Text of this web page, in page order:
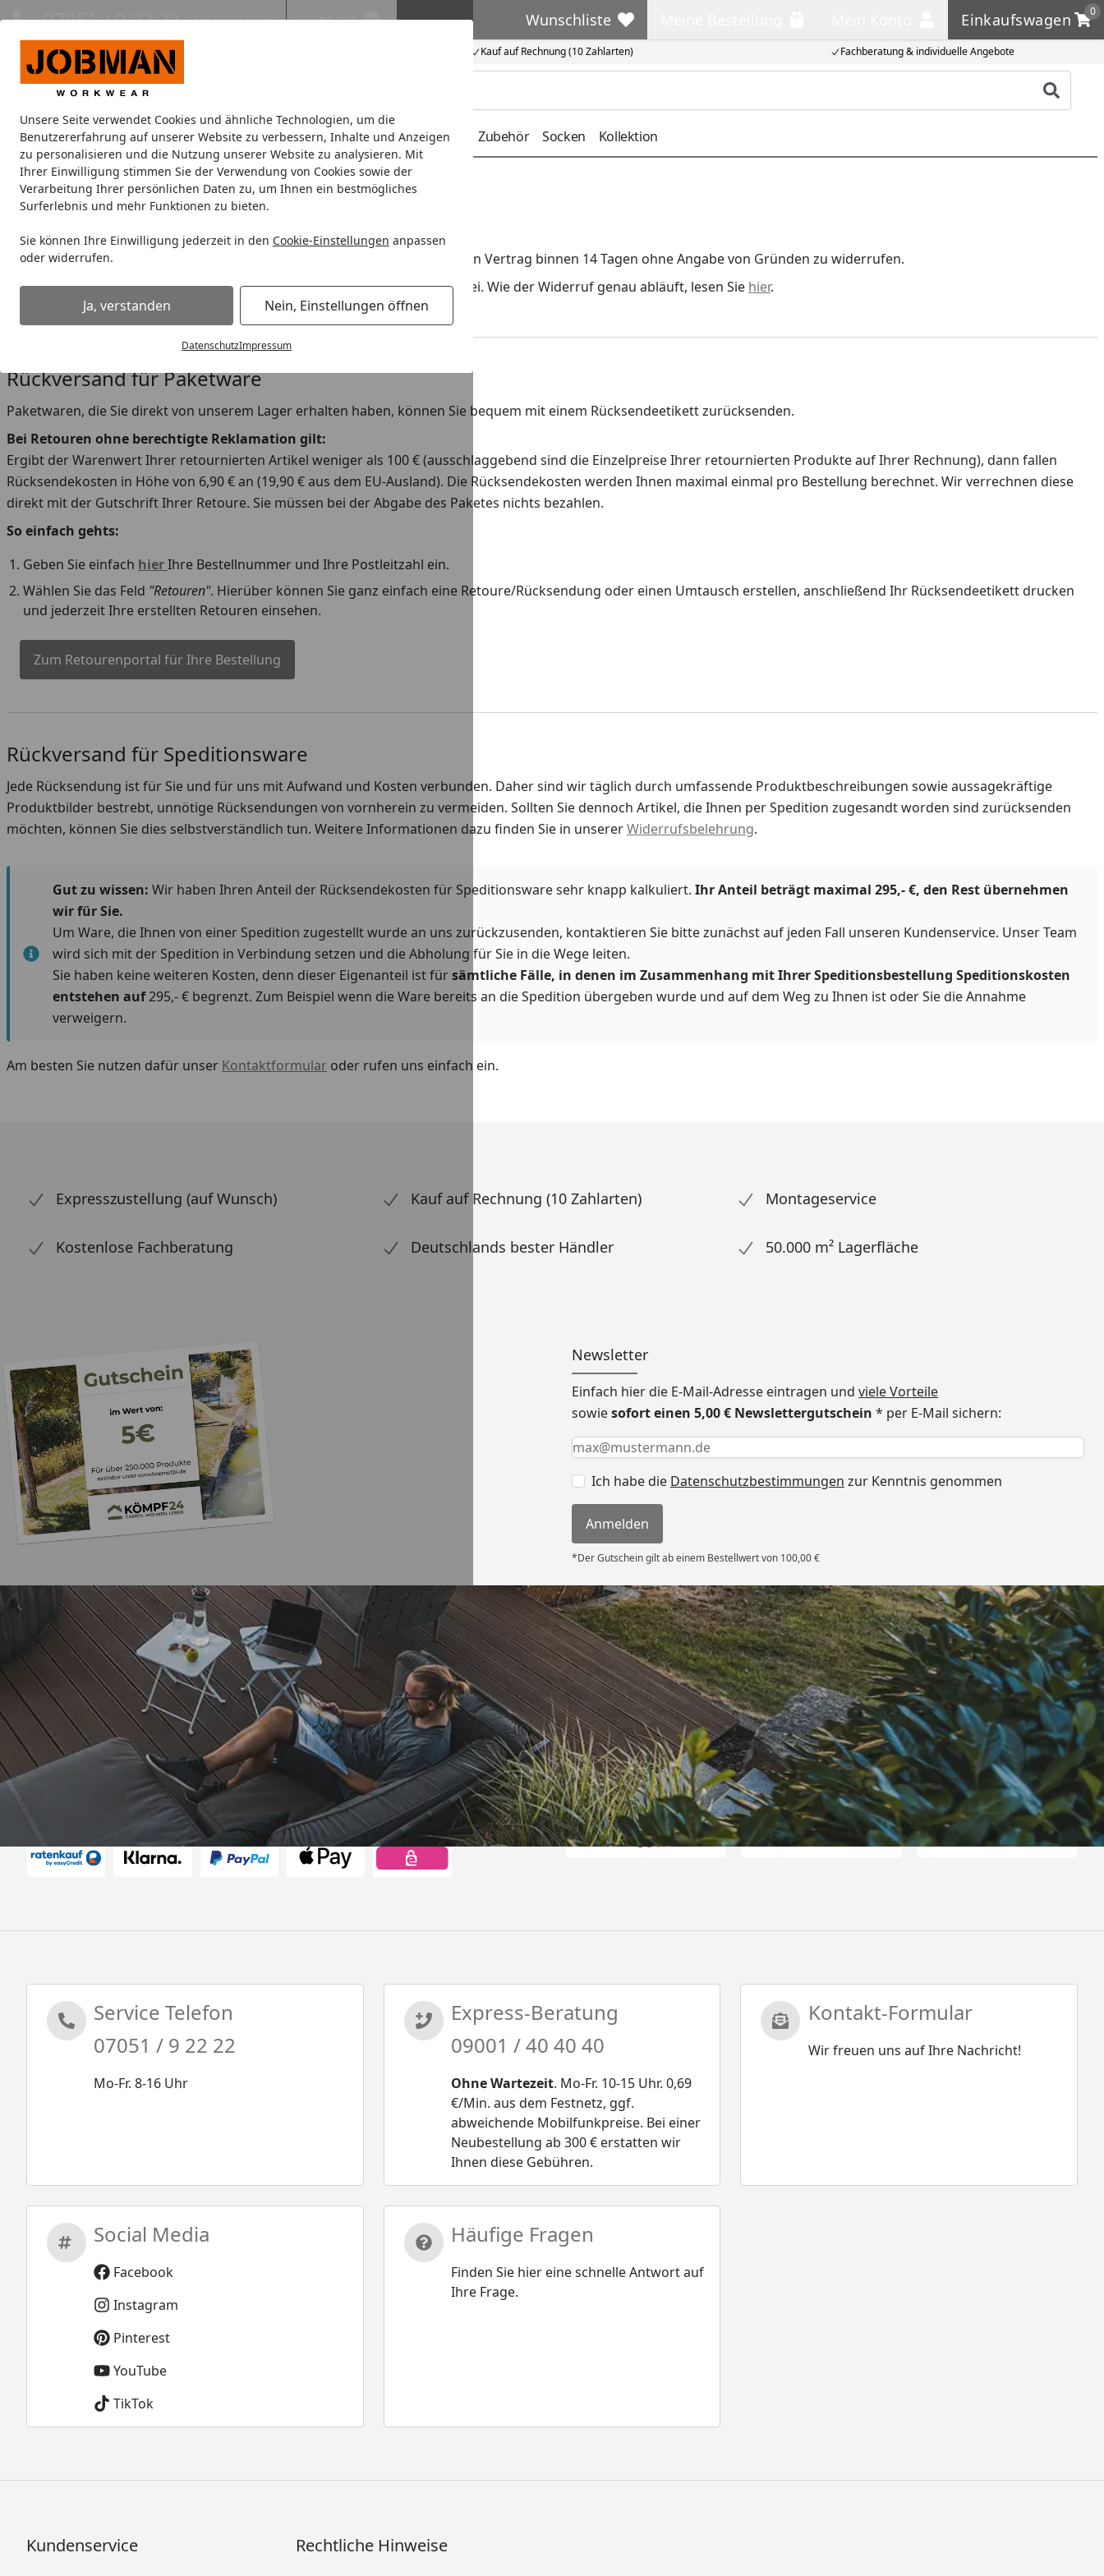
Unsere Seite verwendet Cookies und ähnliche Technologien, um die
Benutzererfahrung auf unserer Website zu verbessern, Inhalte und Anzeigen
zu personalisieren und die Nutzung unserer Website zu analysieren. Mit
Ihrer Einwilligung stimmen Sie der Verwendung von Cookies sowie der
Verarbeitung Ihrer persönlichen Daten zu, um Ihnen ein bestmögliches
Surferlebnis und mehr Funktionen zu bieten.
Sie können Ihre Einwilligung jederzeit in den Cookie-Einstellungen anpassen
oder widerrufen.
Ja, verstanden Nein, Einstellungen öffnen
DatenschutzImpressum
Eigene Montage-Teams Kauf auf Rechnung (10 Zahlarten) Fachberatung & individuelle Angebote
07051 / 9 22 22 Mo-Fr. 8-16 Uhr Kontakt Wunschliste
Wunschliste Einkaufswagen
0
Einkaufswagen
Produkt
Jacken Hosen Oberbekleidung Unterwäsche Kopfbedeckung Gürtel Zubehör Socken Kollektion
Startseite
Unkomplizierter Rückversand
Wie in unsererWiderrufsbelehrung
beschrieben haben Sie das Recht, Ihren Vertrag binnen 14 Tagen ohne Angabe von Gründen zu widerrufen.
Retouren aufgrund berechtigterReklamationen und Mängelsind kostenfrei. Wie der Widerruf genau abläuft, lesen Sie hier.
Rückversand für Paketware
Paketwaren, die Sie direkt von unserem Lager erhalten haben, können Sie bequem mit einem Rücksendeetikett zurücksenden.
Bei Retouren ohne berechtigte Reklamation gilt:
Ergibt der Warenwert Ihrer retournierten Artikel weniger als 100 € (ausschlaggebend sind die Einzelpreise Ihrer retournierten Produkte auf Ihrer Rechnung), dann fallen
Rücksendekosten in Höhe von 6,90 € an (19,90 € aus dem EU-Ausland). Die Rücksendekosten werden Ihnen maximal einmal pro Bestellung berechnet. Wir verrechnen diese
direkt mit der Gutschrift Ihrer Retoure. Sie müssen bei der Abgabe des Paketes nichts bezahlen.
So einfach gehts:
Geben Sie einfach hierIhre Bestellnummer und Ihre Postleitzahl ein.
Wählen Sie das Feld "Retouren". Hierüber können Sie ganz einfach eine Retoure/Rücksendung oder einen Umtausch erstellen, anschließend Ihr Rücksendeetikett drucken
und jederzeit Ihre erstellten Retouren einsehen.
Zum Retourenportal für Ihre Bestellung
Rückversand für Speditionsware
Jede Rücksendung ist für Sie und für uns mit Aufwand und Kosten verbunden. Daher sind wir täglich durch umfassende Produktbeschreibungen sowie aussagekräftige
Produktbilder bestrebt, unnötige Rücksendungen von vornherein zu vermeiden. Sollten Sie dennoch Artikel, die Ihnen per Spedition zugesandt worden sind zurücksenden
möchten, können Sie dies selbstverständlich tun. Weitere Informationen dazu finden Sie in unsererWiderrufsbelehrung.
Gut zu wissen: Wir haben Ihren Anteil der Rücksendekosten für Speditionsware sehr knapp kalkuliert. Ihr Anteil beträgt maximal 295,- €, den Rest übernehmen
wir für Sie.
Um Ware, die Ihnen von einer Spedition zugestellt wurde an uns zurückzusenden, kontaktieren Sie bitte zunächst auf jeden Fall unseren Kundenservice. Unser Team
wird sich mit der Spedition in Verbindung setzen und die Abholung für Sie in die Wege leiten.
Sie haben keine weiteren Kosten, denn dieser Eigenanteil ist fürsämtliche Fälle, in denen im Zusammenhang mit Ihrer Speditionsbestellung Speditionskosten
entstehen auf295,- € begrenzt. Zum Beispiel wenn die Ware bereits an die Spedition übergeben wurde und auf dem Weg zu Ihnen ist oder Sie die Annahme
verweigern.
Am besten Sie nutzen dafür unser Kontaktformular oder rufen uns einfach ein.
Expresszustellung (auf Wunsch) Kauf auf Rechnung (10 Zahlarten) Montageservice
Kostenlose Fachberatung Deutschlands bester Händler 50.000 m² Lagerfläche
Newsletter
Einfach hier die E-Mail-Adresse eintragen und viele Vorteile
sowiesofort einen 5,00 € Newslettergutschein * per E-Mail sichern:
Keine Eingabe erforderlich
Eingabe erforderlich
E-Mail *
Ich habe die Datenschutzbestimmungen zur Kenntnis genommen
Anmelden
*Der Gutschein gilt ab einem Bestellwert von 100,00 €
Versand Auszeichnungen
Akzeptierte Zahlungsarten Offizieller Partner des Deutschen Handballbundes
Service Telefon
07051 / 9 22 22
Mo-Fr. 8-16 Uhr
Express-Beratung
09001 / 40 40 40
Ohne Wartezeit. Mo-Fr. 10-15 Uhr. 0,69
€/Min. aus dem Festnetz, ggf.
abweichende Mobilfunkpreise. Bei einer
Neubestellung ab 300 € erstatten wir
Ihnen diese Gebühren.
Kontakt-Formular
Wir freuen uns auf Ihre Nachricht!
Social Media
Facebook
Instagram
Pinterest
YouTube
TikTok
Häufige Fragen
Finden Sie hier eine schnelle Antwort auf
Ihre Frage.
Kundenservice Rechtliche Hinweise